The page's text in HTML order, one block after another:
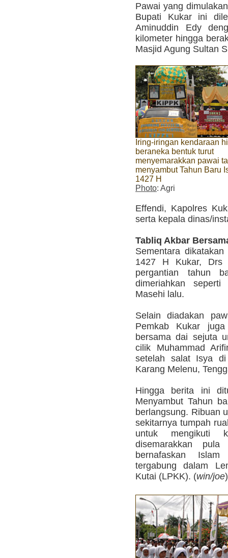
Pawai yang
Bupati Kukar ini
Aminuddin Edy
kilometer hingga
Masjid Agung Sultan
Iring-iringan kendaraan
beraneka bentuk turut
menyemarakkan pawai
menyambut Tahun Baru
1427 H
Photo: Agri
Effendi, Kapolres
serta kepala dinas/
Tabliq Akbar
Sementara
1427 H Kukar, Drs
pergantian tahun
dimeriahkan
Masehi lalu.
Selain diadakan
Pemkab Kukar
bersama dai sejuta
cilik Muhammad
setelah salat Isya
Karang Melenu,
Hingga berita ini
Menyambut Tahun
berlangsung. Ribuan
sekitarnya tumpah
untuk mengikuti
disemarakkan pula
bernafaskan
tergabung dalam
Kutai (LPKK). (win/joe)